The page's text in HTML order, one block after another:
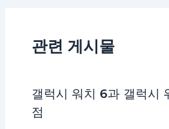
관련 게시물
갤럭시 워치 6과 갤럭시
점